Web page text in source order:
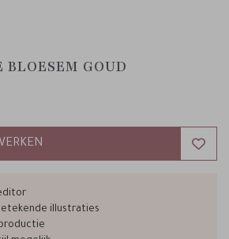
GOUD
illustraties